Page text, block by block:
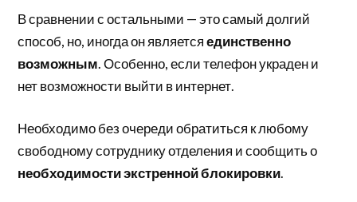
В сравнении с остальными — это самый долгий
способ, но, иногда он являетсяединственно
возможным. Особенно, если телефон украден и
нет возможности выйти в интернет.
Необходимо без очереди обратиться к любому
свободному сотруднику отделения и сообщить о
необходимости экстренной блокировки.